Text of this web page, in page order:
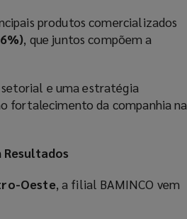
produtos comercializados
, que juntos compõem a
e uma estratégia
fortalecimento da companhia na
Resultados
Oeste, a filial BAMINCO vem